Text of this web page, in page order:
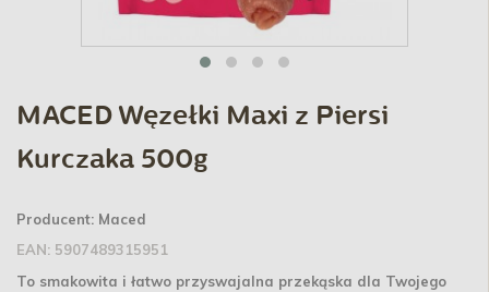
MACED Węzełki Maxi z Piersi
Kurczaka 500g
Producent: Maced
EAN: 5907489315951
To smakowita i łatwo przyswajalna przekąska dla Twojego